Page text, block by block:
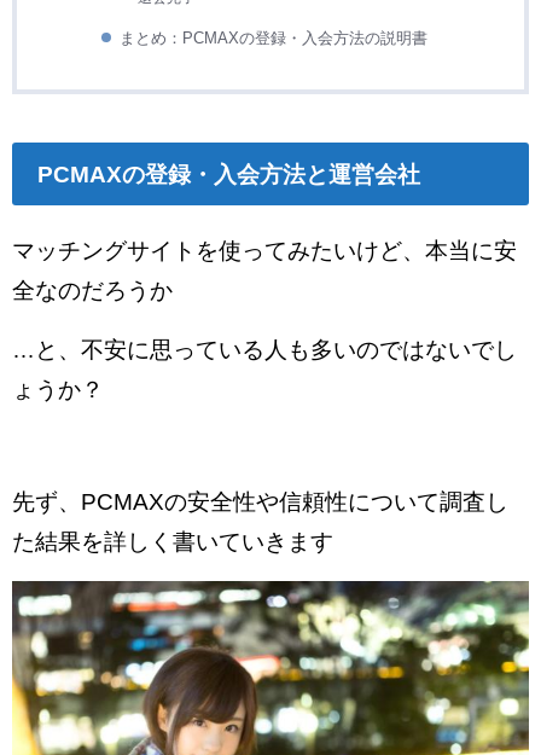
まとめ：PCMAXの登録・入会方法の説明書
PCMAXの登録・入会方法と運営会社
マッチングサイトを使ってみたいけど、本当に安
全なのだろうか
…と、不安に思っている人も多いのではないでし
ょうか？
先ず、PCMAXの安全性や信頼性について調査し
た結果を詳しく書いていきます